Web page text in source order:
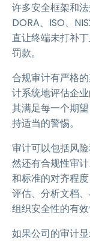
许多安全框架和法
DORA、ISO、
直让终端未打补
罚款。
合规审计有严格
计系统地评估企
其满足每一个期
持适当的警惕。
审计可以包括风
然还有合规性审
和标准的对齐程
评估、分析文档
组织安全性的有效
如果公司的审计